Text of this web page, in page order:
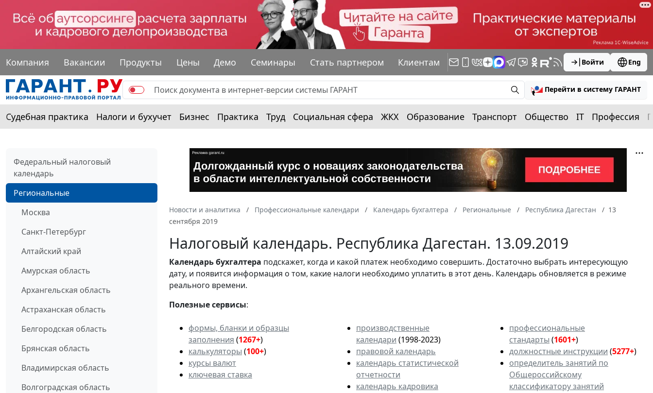
Компания Вакансии Продукты Цены Демо Семинары Стать партнером Клиентам Войти Eng
Перейти в систему ГАРАНТ
Судебная практика Налоги и бухучет Бизнес Практика Труд Социальная сфера ЖКХ Образование Транспорт Общество IT Профессия
Федеральный налоговый
календарь
Региональные
Москва
Санкт-Петербург
Алтайский край
Амурская область
Архангельская область
Астраханская область
Белгородская область
Брянская область
Владимирская область
Волгоградская область
Новости и аналитика Профессиональные календари Календарь бухгалтера Региональные Республика Дагестан
13
сентября 2019
Налоговый календарь. Республика Дагестан. 13.09.2019
Календарьбухгалтера подскажет, когда и какой платеж необходимо совершить. Достаточно выбрать интересующую
дату, и появится информация о том, какие налоги необходимо уплатить в этот день. Календарь обновляется в режиме
реального времени.
Полезные сервисы:
формы, бланки и образцы
заполнения (1267+)
калькуляторы (100+)
курсы валют
ключевая ставка
производственные
календари (1998-2023)
правовой календарь
календарь статистической
отчетности
календарь кадровика
профессиональные
стандарты (1601+)
должностные инструкции (5277+)
определитель занятий по
Общероссийскому
классификатору занятий